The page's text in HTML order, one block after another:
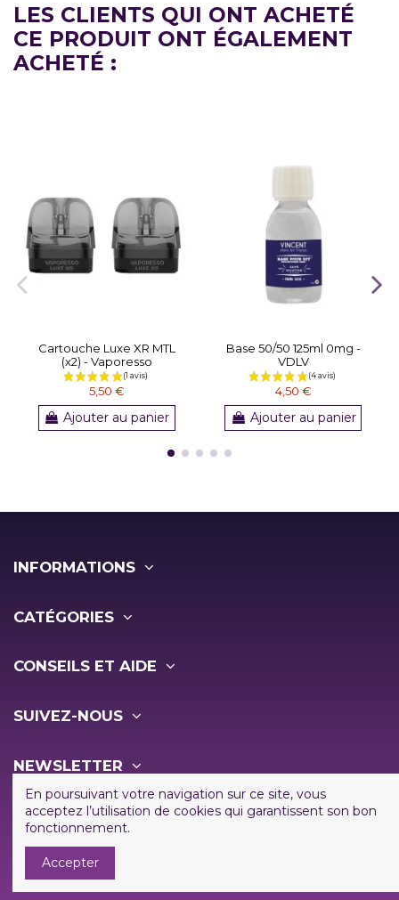
LES CLIENTS QUI ONT ACHETÉ
CE PRODUIT ONT ÉGALEMENT
ACHETÉ :
Cartouche Luxe XR MTL
(x2) - Vaporesso
5,50 €
Ajouter au panier
Base 50/50 125ml 0mg -
VDLV
4,50 €
Ajouter au panier
INFORMATIONS
CATÉGORIES
CONSEILS ET AIDE
SUIVEZ-NOUS
NEWSLETTER
Copyright ©2026 - Vapo Shop - Tous droits réservés
En poursuivant votre navigation sur ce site, vous
acceptez l’utilisation de cookies qui garantissent son bon
fonctionnement.
Accepter